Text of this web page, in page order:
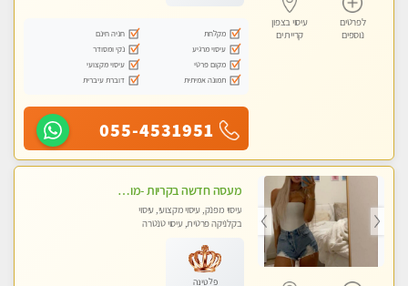
לפרטים
נוספים
עיסוי בצפון
קריית ים
מקלחת
חניה חינם
עיסוי מרגיע
נקי ומסודר
מקום פרטי
עיסוי מקצועי
תמונה אמיתית
דוברת עיברית
055-4531951
מעסה חדשה בקריות -מומלץ לחלוטין!!!! כל סוגי העיסויים מעסה מקצועית ואיכותית פרטי!!!
עיסוי מפנק, עיסוי מקצועי, עיסוי
בקלניקה פרטית, עיסוי טנטרה
פלטינה